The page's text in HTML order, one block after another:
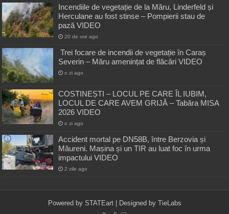
Incendiile de vegetație de la Măru, Linderfeld și
Herculane au fost stinse – Pompierii stau de
pază VIDEO
20 de ore ago
Trei focare de incendii de vegetație în Caraș
Severin – Măru amenințat de flăcări VIDEO
o zi ago
COSTINEȘTI – LOCUL PE CARE ÎL IUBIM,
LOCUL DE CARE AVEM GRIJĂ – Tabăra MISA
2026 VIDEO
o zi ago
Accident mortal pe DN58B, între Berzovia și
Măureni. Mașina și un TIR au luat foc în urma
impactului VIDEO
2 zile ago
Powered by STATEart| Designed by TieLabs